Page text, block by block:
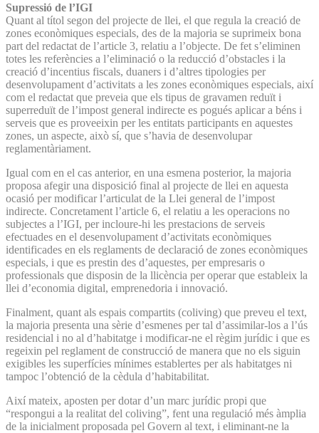
Supressió de l’IGI
Quant al títol segon del projecte de llei, el que regula la creació de
zones econòmiques especials, des de la majoria se suprimeix bona
part del redactat de l’article 3, relatiu a l’objecte. De fet s’eliminen
totes les referències a l’eliminació o la reducció d’obstacles i la
creació d’incentius fiscals, duaners i d’altres tipologies per
desenvolupament d’activitats a les zones econòmiques especials, així
com el redactat que preveia que els tipus de gravamen reduït i
superreduït de l’impost general indirecte es pogués aplicar a béns i
serveis que es proveeixin per les entitats participants en aquestes
zones, un aspecte, això sí, que s’havia de desenvolupar
reglamentàriament.
Igual com en el cas anterior, en una esmena posterior, la majoria
proposa afegir una disposició final al projecte de llei en aquesta
ocasió per modificar l’articulat de la Llei general de l’impost
indirecte. Concretament l’article 6, el relatiu a les operacions no
subjectes a l’IGI, per incloure-hi les prestacions de serveis
efectuades en el desenvolupament d’activitats econòmiques
identificades en els reglaments de declaració de zones econòmiques
especials, i que es prestin des d’aquestes, per empresaris o
professionals que disposin de la llicència per operar que estableix la
llei d’economia digital, emprenedoria i innovació.
Finalment, quant als espais compartits (coliving) que preveu el text,
la majoria presenta una sèrie d’esmenes per tal d’assimilar-los a l’ús
residencial i no al d’habitatge i modificar-ne el règim jurídic i que es
regeixin pel reglament de construcció de manera que no els siguin
exigibles les superfícies mínimes establertes per als habitatges ni
tampoc l’obtenció de la cèdula d’habitabilitat.
Així mateix, aposten per dotar d’un marc jurídic propi que
“respongui a la realitat del coliving”, fent una regulació més àmplia
de la inicialment proposada pel Govern al text, i eliminant-ne la